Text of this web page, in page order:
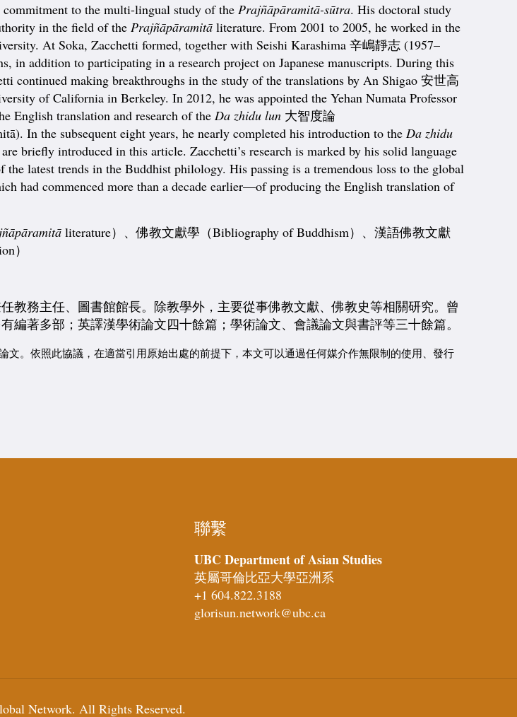
commitment to the multi-lingual study of thePrajñāpāramitā-sūtra. His doctoral study
in the field of thePrajñāpāramitā literature. From 2001 to 2005, he worked in the
At Soka, Zacchetti formed, together with Seishi Karashima 辛嶋靜志 (1957–
in addition to participating in a research project on Japanese manuscripts. During this
continued making breakthroughs in the study of the translations by An Shigao 安世高
of California in Berkeley. In 2012, he was appointed the Yehan Numata Professor
English translation and research of theDa zhidu lun 大智度論
In the subsequent eight years, he nearly completed his introduction to theDa zhidu
briefly introduced in this article. Zacchetti’s research is marked by his solid language
latest trends in the Buddhist philology. His passing is a tremendous loss to the global
had commenced more than a decade earlier—of producing the English translation of
literature）、佛教文獻學（Bibliography of Buddhism）、漢語佛教文獻
）
教務主任、圖書館館長。除教學外，主要從事佛教文獻、佛教史等相關研究。曾
著多部；英譯漢學術論文四十餘篇；學術論文、會議論文與書評等三十餘篇。
文。依照此協議，在適當引用原始出處的前提下，本文可以通過任何媒介作無限制的使用、發行
聯繫
UBC Department of Asian Studies
英屬哥倫比亞大學亞洲系
+1 604.822.3188
glorisun.network@ubc.ca
Network. All Rights Reserved.